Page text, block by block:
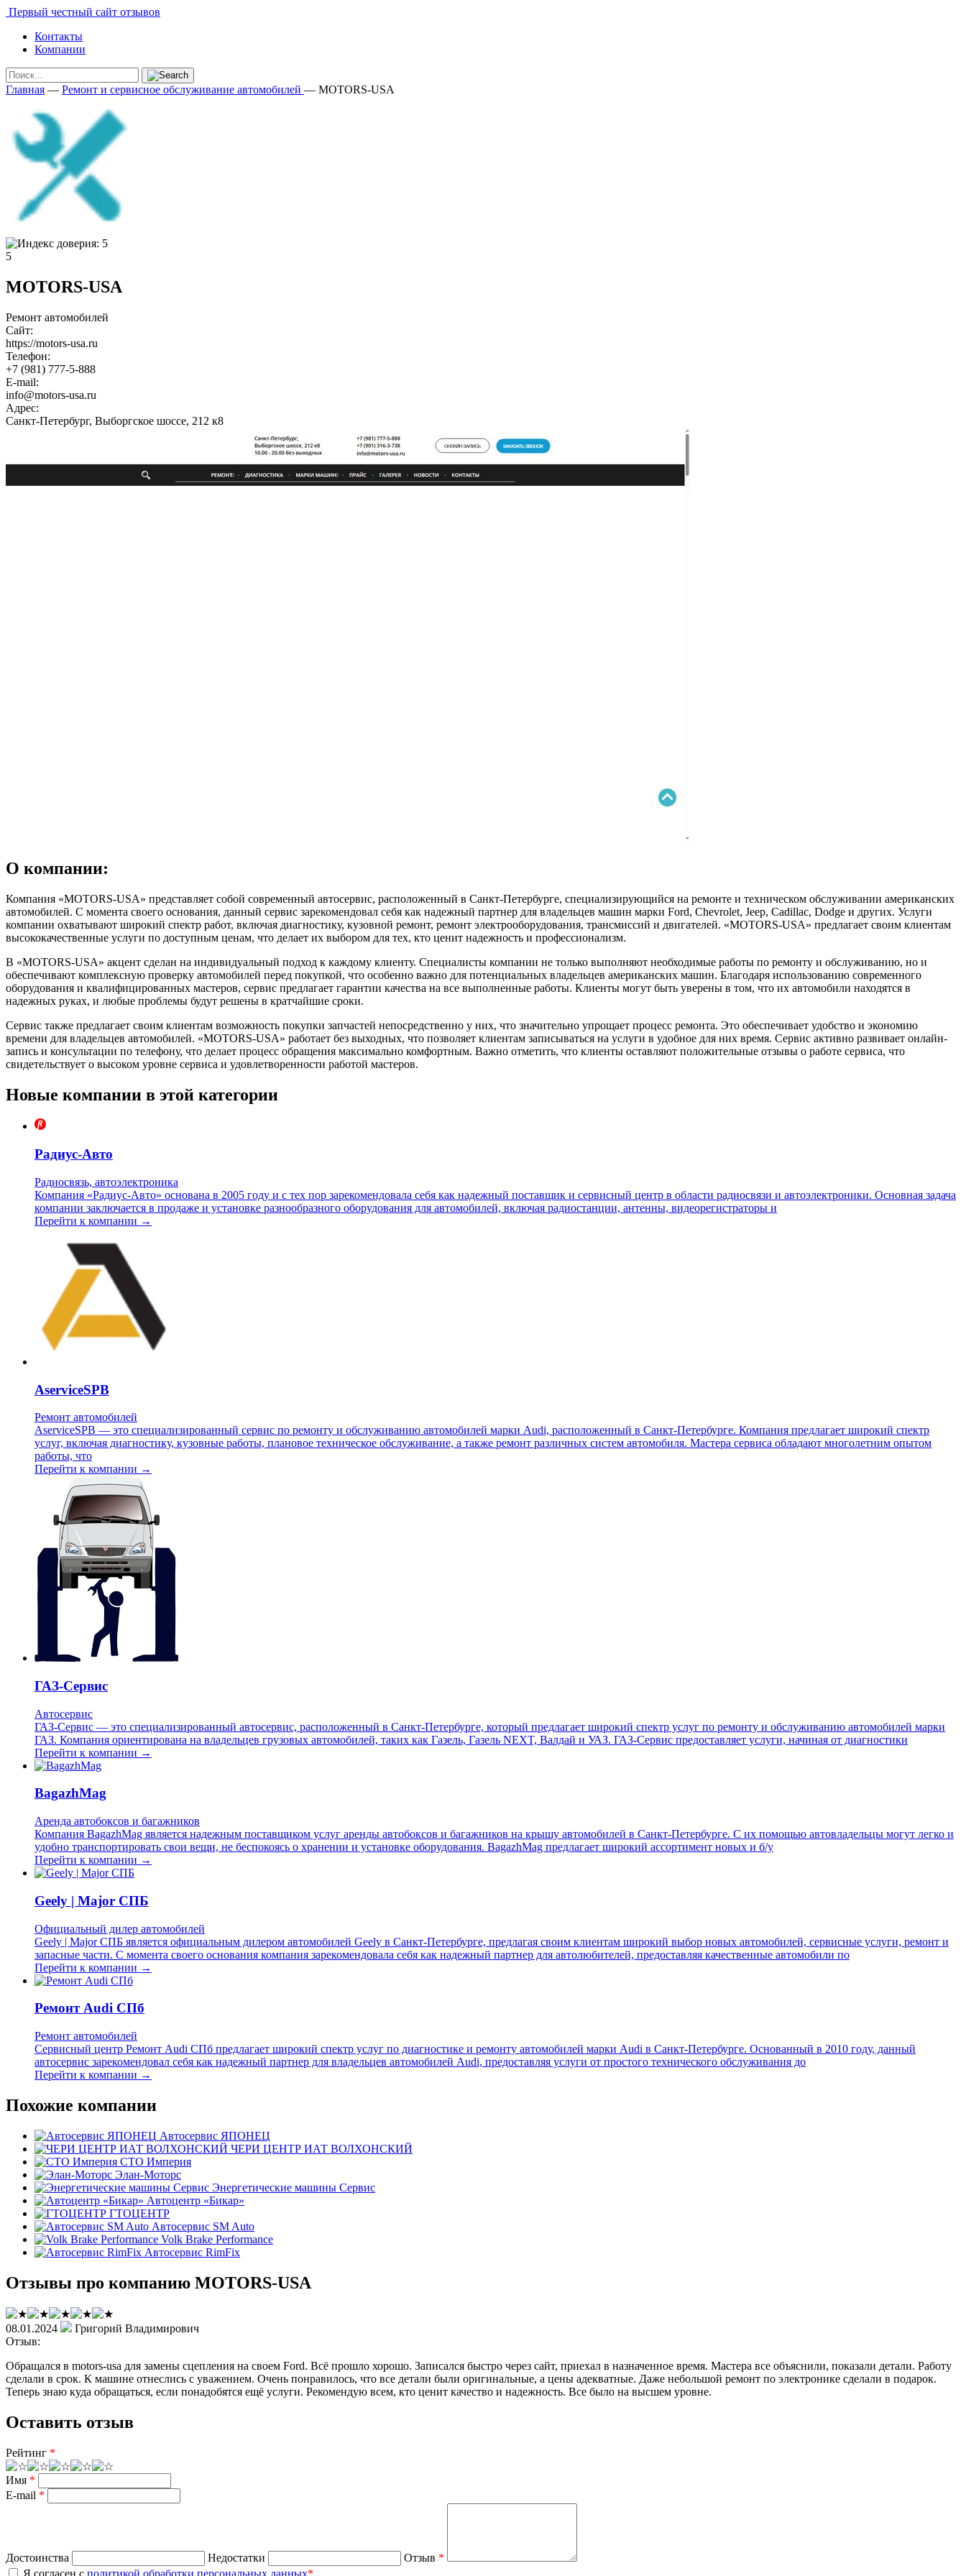
Первый честный сайт отзывов
Контакты
Компании
Главная — Ремонт и сервисное обслуживание автомобилей — MOTORS-USA
5
MOTORS-USA
Ремонт автомобилей
Сайт:
https://motors-usa.ru
Телефон:
+7 (981) 777-5-888
E-mail:
info@motors-usa.ru
Адрес:
Санкт-Петербург, Выборгское шоссе, 212 к8
О компании:
Компания «MOTORS-USA» представляет собой современный автосервис, расположенный в Санкт-Петербурге, специализирующийся на ремонте и техническом обслуживании американских
автомобилей. С момента своего основания, данный сервис зарекомендовал себя как надежный партнер для владельцев машин марки Ford, Chevrolet, Jeep, Cadillac, Dodge и других. Услуги
компании охватывают широкий спектр работ, включая диагностику, кузовной ремонт, ремонт электрооборудования, трансмиссий и двигателей. «MOTORS-USA» предлагает своим клиентам
высококачественные услуги по доступным ценам, что делает их выбором для тех, кто ценит надежность и профессионализм.
В «MOTORS-USA» акцент сделан на индивидуальный подход к каждому клиенту. Специалисты компании не только выполняют необходимые работы по ремонту и обслуживанию, но и
обеспечивают комплексную проверку автомобилей перед покупкой, что особенно важно для потенциальных владельцев американских машин. Благодаря использованию современного
оборудования и квалифицированных мастеров, сервис предлагает гарантии качества на все выполненные работы. Клиенты могут быть уверены в том, что их автомобили находятся в
надежных руках, и любые проблемы будут решены в кратчайшие сроки.
Сервис также предлагает своим клиентам возможность покупки запчастей непосредственно у них, что значительно упрощает процесс ремонта. Это обеспечивает удобство и экономию
времени для владельцев автомобилей. «MOTORS-USA» работает без выходных, что позволяет клиентам записываться на услуги в удобное для них время. Сервис активно развивает онлайн-
запись и консультации по телефону, что делает процесс обращения максимально комфортным. Важно отметить, что клиенты оставляют положительные отзывы о работе сервиса, что
свидетельствует о высоком уровне сервиса и удовлетворенности работой мастеров.
Новые компании в этой категории
Радиус-Авто
Радиосвязь, автоэлектроника
Компания «Радиус-Авто» основана в 2005 году и с тех пор зарекомендовала себя как надежный поставщик и сервисный центр в области радиосвязи и автоэлектроники. Основная задача
компании заключается в продаже и установке разнообразного оборудования для автомобилей, включая радиостанции, антенны, видеорегистраторы и
Перейти к компании →
AserviceSPB
Ремонт автомобилей
AserviceSPB — это специализированный сервис по ремонту и обслуживанию автомобилей марки Audi, расположенный в Санкт-Петербурге. Компания предлагает широкий спектр
услуг, включая диагностику, кузовные работы, плановое техническое обслуживание, а также ремонт различных систем автомобиля. Мастера сервиса обладают многолетним опытом
работы, что
Перейти к компании →
ГАЗ-Сервис
Автосервис
ГАЗ-Сервис — это специализированный автосервис, расположенный в Санкт-Петербурге, который предлагает широкий спектр услуг по ремонту и обслуживанию автомобилей марки
ГАЗ. Компания ориентирована на владельцев грузовых автомобилей, таких как Газель, Газель NEXT, Валдай и УАЗ. ГАЗ-Сервис предоставляет услуги, начиная от диагностики
Перейти к компании →
BagazhMag
Аренда автобоксов и багажников
Компания BagazhMag является надежным поставщиком услуг аренды автобоксов и багажников на крышу автомобилей в Санкт-Петербурге. С их помощью автовладельцы могут легко и
удобно транспортировать свои вещи, не беспокоясь о хранении и установке оборудования. BagazhMag предлагает широкий ассортимент новых и б/у
Перейти к компании →
Geely | Major СПБ
Официальный дилер автомобилей
Geely | Major СПБ является официальным дилером автомобилей Geely в Санкт-Петербурге, предлагая своим клиентам широкий выбор новых автомобилей, сервисные услуги, ремонт и
запасные части. С момента своего основания компания зарекомендовала себя как надежный партнер для автолюбителей, предоставляя качественные автомобили по
Перейти к компании →
Ремонт Audi СПб
Ремонт автомобилей
Сервисный центр Ремонт Audi СПб предлагает широкий спектр услуг по диагностике и ремонту автомобилей марки Audi в Санкт-Петербурге. Основанный в 2010 году, данный
автосервис зарекомендовал себя как надежный партнер для владельцев автомобилей Audi, предоставляя услуги от простого технического обслуживания до
Перейти к компании →
Похожие компании
Автосервис ЯПОНЕЦ
ЧЕРИ ЦЕНТР ИАТ ВОЛХОНСКИЙ
СТО Империя
Элан-Моторс
Энергетические машины Сервис
Автоцентр «Бикар»
ГТОЦЕНТР
Автосервис SM Auto
Volk Brake Performance
Автосервис RimFix
Отзывы про компанию MOTORS-USA
08.01.2024
Григорий Владимирович
Отзыв:
Обращался в motors-usa для замены сцепления на своем Ford. Всё прошло хорошо. Записался быстро через сайт, приехал в назначенное время. Мастера все объяснили, показали детали. Работу
сделали в срок. К машине отнеслись с уважением. Очень понравилось, что все детали были оригинальные, а цены адекватные. Даже небольшой ремонт по электронике сделали в подарок.
Теперь знаю куда обращаться, если понадобятся ещё услуги. Рекомендую всем, кто ценит качество и надежность. Все было на высшем уровне.
Оставить отзыв
Рейтинг *
Имя *
E-mail *
Достоинства Недостатки Отзыв *
Я согласен с политикой обработки персональных данных*